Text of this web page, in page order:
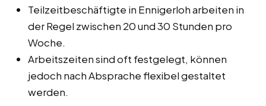
Teilzeitbeschäftigte in Ennigerloh arbeiten in
der Regel zwischen 20 und 30 Stunden pro
Woche.
Arbeitszeiten sind oft festgelegt, können
jedoch nach Absprache flexibel gestaltet
werden.